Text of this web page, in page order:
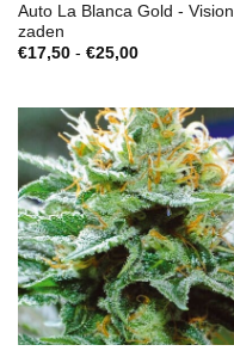
Auto La Blanca Gold - Vision
zaden
€17,50 - €25,00Prijsklasse: